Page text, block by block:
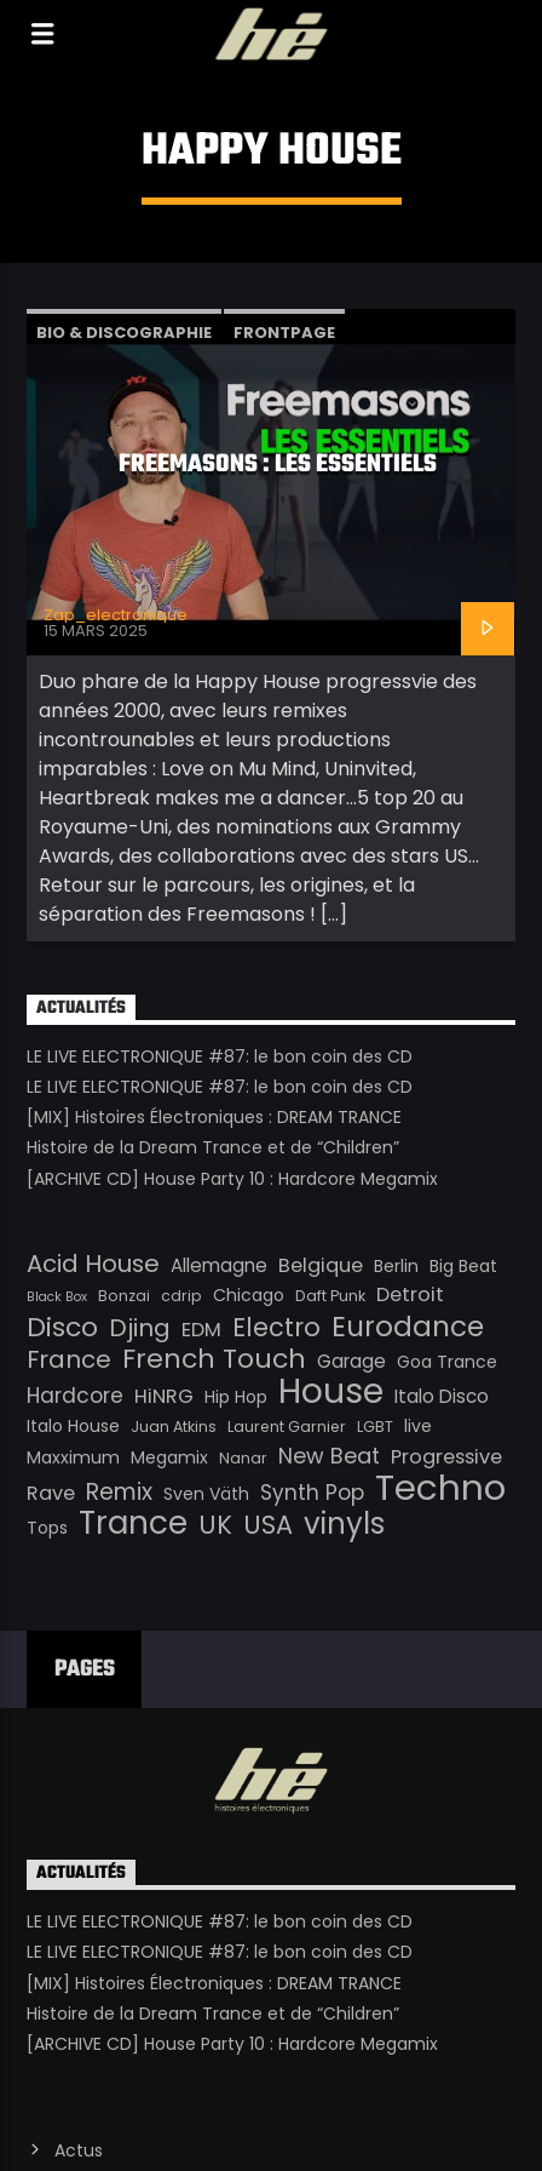
HAPPY HOUSE
BIO & DISCOGRAPHIE
FRONTPAGE
PODCASTS
VIDÉOS
FREEMASONS : LES ESSENTIELS
Zap_electronique
15 MARS 2025
Duo phare de la Happy House progressvie des
années 2000, avec leurs remixes
incontrounables et leurs productions
imparables : Love on Mu Mind, Uninvited,
Heartbreak makes me a dancer…5 top 20 au
Royaume-Uni, des nominations aux Grammy
Awards, des collaborations avec des stars US…
Retour sur le parcours, les origines, et la
séparation des Freemasons ! […]
ACTUALITÉS
LE LIVE ELECTRONIQUE #87: le bon coin des CD
LE LIVE ELECTRONIQUE #87: le bon coin des CD
[MIX] Histoires Électroniques : DREAM TRANCE
Histoire de la Dream Trance et de “Children”
[ARCHIVE CD] House Party 10 : Hardcore Megamix
Acid House Allemagne Belgique Berlin Big Beat
Black Box Bonzai cdrip Chicago Daft Punk Detroit
Disco Djing EDM Electro Eurodance
France French Touch Garage Goa Trance
Hardcore HiNRG Hip Hop House Italo Disco
Italo House Juan Atkins Laurent Garnier LGBT live
Maxximum Megamix Nanar New Beat Progressive
Rave Remix Sven Väth Synth Pop Techno
Tops Trance UK USA vinyls
PAGES
ACTUALITÉS
LE LIVE ELECTRONIQUE #87: le bon coin des CD
LE LIVE ELECTRONIQUE #87: le bon coin des CD
[MIX] Histoires Électroniques : DREAM TRANCE
Histoire de la Dream Trance et de “Children”
[ARCHIVE CD] House Party 10 : Hardcore Megamix
Actus